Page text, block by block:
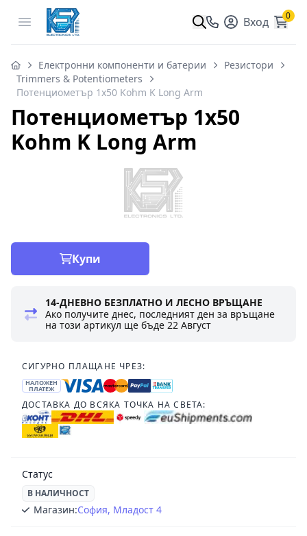
Open menu Вход 0
Електронни компоненти и батерии
Резистори
Trimmers & Potentiometers
Потенциометър 1x50 Kohm K Long Arm
Потенциометър 1x50
Kohm K Long Arm
Купи
14-ДНЕВНО БЕЗПЛАТНО И ЛЕСНО ВРЪЩАНЕ
Ако получите днес, последният ден за връщане
на този артикул ще бъде22 Август
СИГУРНО ПЛАЩАНЕ ЧРЕЗ:
НАЛОЖЕН
ПЛАТЕЖ
ДОСТАВКА ДО ВСЯКА ТОЧКА НА СВЕТА:
Статус
В НАЛИЧНОСТ
Магазин:София, Младост 4